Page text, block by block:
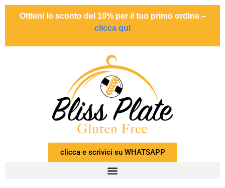
Ottieni lo sconto del 10% per il tuo primo ordine –
clicca qui
clicca e scrivici su WHATSAPP